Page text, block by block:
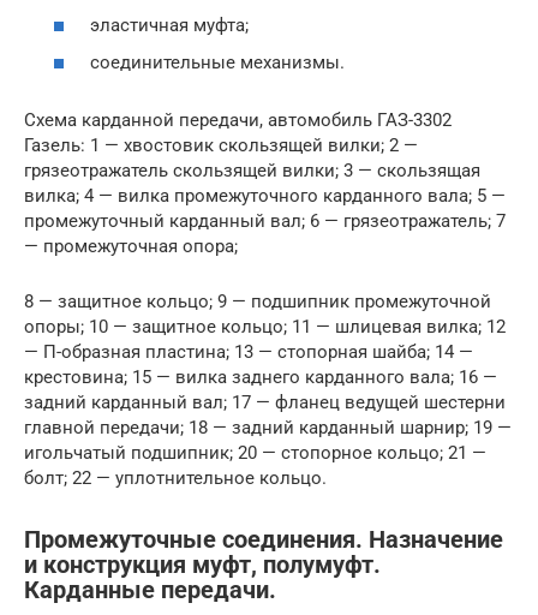
эластичная муфта;
соединительные механизмы.
Схема карданной передачи, автомобиль ГАЗ-3302
Газель: 1 — хвостовик скользящей вилки; 2 —
грязеотражатель скользящей вилки; 3 — скользящая
вилка; 4 — вилка промежуточного карданного вала; 5 —
промежуточный карданный вал; 6 — грязеотражатель; 7
— промежуточная опора;
8 — защитное кольцо; 9 — подшипник промежуточной
опоры; 10 — защитное кольцо; 11 — шлицевая вилка; 12
— П-образная пластина; 13 — стопорная шайба; 14 —
крестовина; 15 — вилка заднего карданного вала; 16 —
задний карданный вал; 17 — фланец ведущей шестерни
главной передачи; 18 — задний карданный шарнир; 19 —
игольчатый подшипник; 20 — стопорное кольцо; 21 —
болт; 22 — уплотнительное кольцо.
Промежуточные соединения. Назначение
и конструкция муфт, полумуфт.
Карданные передачи.